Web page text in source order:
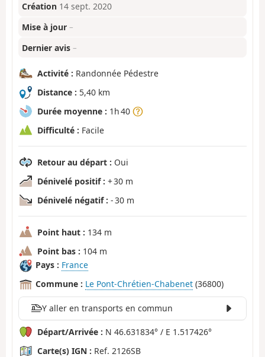
Création 14 sept. 2020
Mise à jour –
Dernier avis –
Activité : Randonnée Pédestre
Distance : 5,40 km
Durée moyenne : 1h 40
Difficulté : Facile
Retour au départ : Oui
Dénivelé positif : + 30 m
Dénivelé négatif : - 30 m
Point haut : 134 m
Point bas : 104 m
Pays : France
Commune : Le Pont-Chrétien-Chabenet (36800)
Y aller en transports en commun
Départ/Arrivée : N 46.631834° / E 1.517426°
Carte(s) IGN : Ref. 2126SB